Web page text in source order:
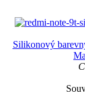
Silikonový